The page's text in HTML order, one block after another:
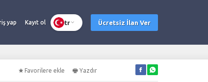
yap Kayıt ol tr Ücretsiz İlan Ver
Favorilere ekle Yazdır